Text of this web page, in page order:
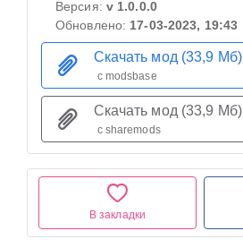
В закладки
Версия: v 1.0.0.0
Обновлено: 17-03-2023, 19:43
Скачать мод (33,9 Мб)
с modsbase
Скачать мод (33,9 Мб)
с sharemods